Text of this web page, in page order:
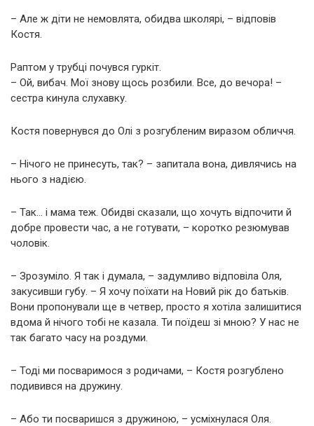
– Але ж діти не немовлята, обидва школярі, – відповів
Костя.
Раптом у трубці почувся гуркіт.
– Ой, вибач. Мої знову щось розбили. Все, до вечора! –
сестра кинула слухавку.
Костя повернувся до Олі з розгубленим виразом обличчя.
– Нічого не принесуть, так? – запитала вона, дивлячись на
нього з надією.
– Так… і мама теж. Обидві сказали, що хочуть відпочити й
добре провести час, а не готувати, – коротко резюмував
чоловік.
– Зрозуміло. Я так і думала, – задумливо відповіла Оля,
закусивши губу. – Я хочу поїхати на Новий рік до батьків.
Вони пропонували ще в четвер, просто я хотіла залишитися
вдома й нічого тобі не казала. Ти поїдеш зі мною? У нас не
так багато часу на роздуми.
– Тоді ми посваримося з родичами, – Костя розгублено
подивився на дружину.
– Або ти посваришся з дружиною, – усміхнулася Оля.